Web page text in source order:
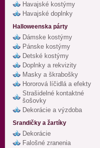
Havajské kostýmy
Havajské doplnky
Halloweenska párty
Dámske kostýmy
Pánske kostýmy
Detské kostýmy
Doplnky a rekvizity
Masky a škrabošky
Hororová líčidlá a efekty
Strašidelné kontaktné
šošovky
Dekorácie a výzdoba
Srandičky a žartíky
Dekorácie
Falošné zranenia